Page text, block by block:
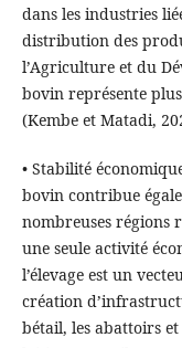
dans les industries
distribution des
l’Agriculture et du
bovin représente
(Kembe et Matadi,
• Stabilité
bovin contribue
nombreuses régions
une seule activité
l’élevage est un
création
bétail, les abattoirs